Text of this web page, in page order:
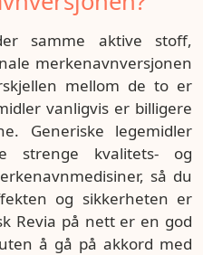
samme aktive stoff,
merkenavnversjonen
mellom de to er
vanligvis er billigere
Generiske legemidler
strenge kvalitets- og
så du
og sikkerheten er
Revia på nett er en god
å gå på akkord med